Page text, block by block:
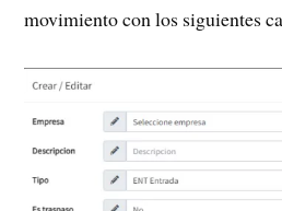
movimiento con los siguientes